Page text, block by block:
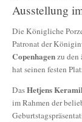
Ausstellung
Die Königliche
Patronat der
Copenhagenzu den
hat seinen festen
DasHetjens
im Rahmen der